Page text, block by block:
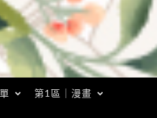
第1區｜漫畫